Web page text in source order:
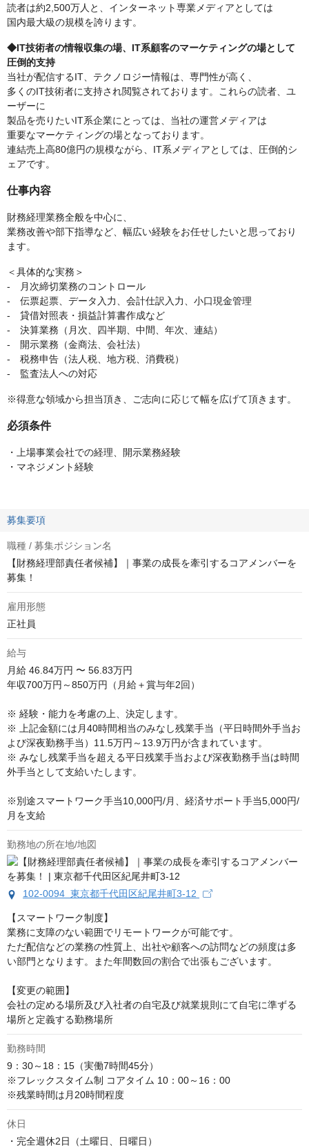
読者は約2,500万人と、インターネット専業メディアとしては
国内最大級の規模を誇ります。
◆IT技術者の情報収集の場、IT系顧客のマーケティングの場として
圧倒的支持
当社が配信するIT、テクノロジー情報は、専門性が高く、
多くのIT技術者に支持され閲覧されております。これらの読者、ユ
ーザーに
製品を売りたいIT系企業にとっては、当社の運営メディアは
重要なマーケティングの場となっております。
連結売上高80億円の規模ながら、IT系メディアとしては、圧倒的シ
ェアです。
仕事内容
財務経理業務全般を中心に、
業務改善や部下指導など、幅広い経験をお任せしたいと思っており
ます。
＜具体的な実務＞
- 月次締切業務のコントロール
- 伝票起票、データ入力、会計仕訳入力、小口現金管理
- 貸借対照表・損益計算書作成など
- 決算業務（月次、四半期、中間、年次、連結）
- 開示業務（金商法、会社法）
- 税務申告（法人税、地方税、消費税）
- 監査法人への対応
※得意な領域から担当頂き、ご志向に応じて幅を広げて頂きます。
必須条件
・上場事業会社での経理、開示業務経験
・マネジメント経験
募集要項
職種 / 募集ポジション名
【財務経理部責任者候補】｜事業の成長を牽引するコアメンバーを
募集！
雇用形態
正社員
給与
月給 46.84万円 〜 56.83万円
年収700万円～850万円（月給＋賞与年2回）
※ 経験・能力を考慮の上、決定します。
※ 上記金額には月40時間相当のみなし残業手当（平日時間外手当お
よび深夜勤務手当）11.5万円～13.9万円が含まれています。
※ みなし残業手当を超える平日残業手当および深夜勤務手当は時間
外手当として支給いたします。
※別途スマートワーク手当10,000円/月、経済サポート手当5,000円/
月を支給
勤務地の所在地/地図
102-0094 東京都千代田区紀尾井町3-12
【スマートワーク制度】
業務に支障のない範囲でリモートワークが可能です。
ただ配信などの業務の性質上、出社や顧客への訪問などの頻度は多
い部門となります。また年間数回の割合で出張もございます。
【変更の範囲】
会社の定める場所及び入社者の自宅及び就業規則にて自宅に準ずる
場所と定義する勤務場所
勤務時間
9：30～18：15（実働7時間45分）
※フレックスタイム制 コアタイム 10：00～16：00
※残業時間は月20時間程度
休日
・完全週休2日（土曜日、日曜日）